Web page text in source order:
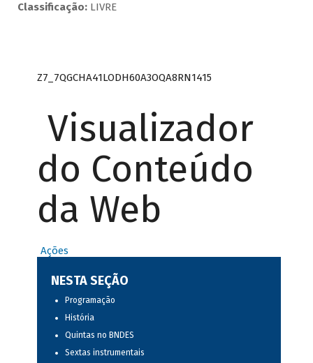
Classificação:LIVRE
Z7_7QGCHA41LODH60A3OQA8RN1415
Visualizador
do Conteúdo
da Web
Ações
NESTA SEÇÃO
Programação
História
Quintas no BNDES
Sextas instrumentais